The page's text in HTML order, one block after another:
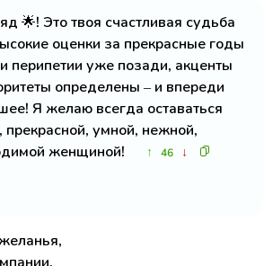
🌟! Это твоя счастливая судьба
оценки за прекрасные годы
перипетии уже позади, акценты
определены – и впереди
Я желаю всегда оставаться
прекрасной, умной, нежной,
женщиной!
↑ 46 ↓